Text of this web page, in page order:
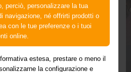
perciò, personalizzare la tua
navigazione, né offrirti prodotti o
con le tue preferenze o i tuoi
online.
estesa, prestare o meno il
la configurazione e
ViaggiaConMe, fino
mensili senza interessi
rateizzi il premio della tua